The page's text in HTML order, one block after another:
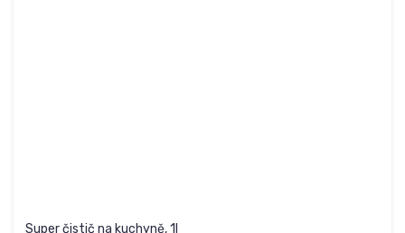
Super čistič na kuchyně, 1l